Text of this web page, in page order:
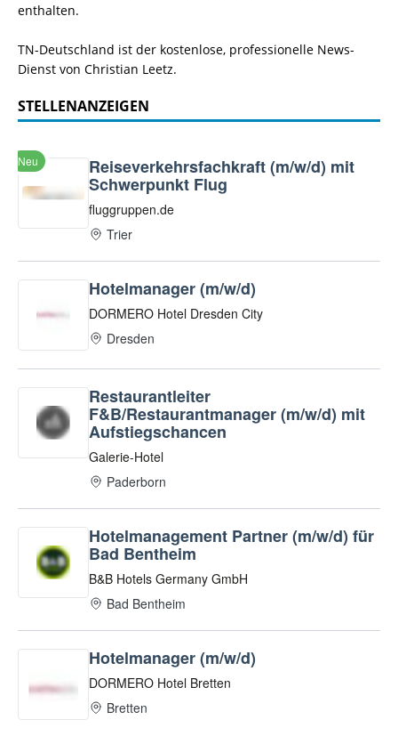
enthalten.
TN-Deutschland ist der kostenlose, professionelle News-
Dienst von Christian Leetz.
STELLENANZEIGEN